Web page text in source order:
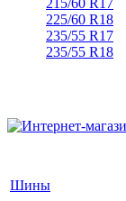
215/60 R17
225/60 R18
235/55 R17
235/55 R18
Шины